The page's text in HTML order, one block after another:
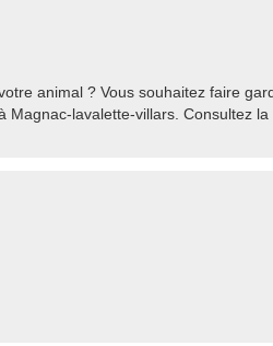
animal ? Vous souhaitez faire
lavalette-villars. Consultez